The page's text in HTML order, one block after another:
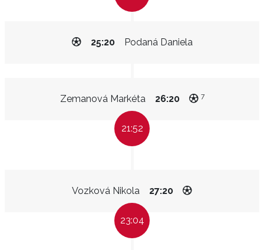
Podaná Daniela
25:20
Zemanová Markéta 26:20 7
21:52
Vozková Nikola 27:20
23:04